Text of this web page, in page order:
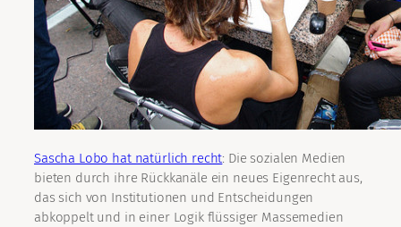
Sascha Lobo hat natürlich recht: Die sozialen Medien
bieten durch ihre Rückkanäle ein neues Eigenrecht aus,
das sich von Institutionen und Entscheidungen
abkoppelt und in einer Logik flüssiger Massemedien